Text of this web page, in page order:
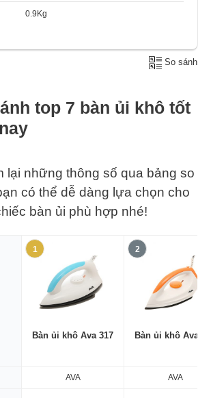
0.9Kg
So sánh
top 7 bàn ủi khô tốt
lại những thông số qua bảng so
có thể dễ dàng lựa chọn cho
bàn ủi phù hợp nhé!
1
Bàn ủi khô Ava 317
2
Bàn ủi khô Ava
AVA AVA